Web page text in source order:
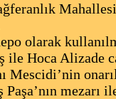
olarak
ile Hoca Alizade
Mescidi’nin
Paşa’nın mezarı